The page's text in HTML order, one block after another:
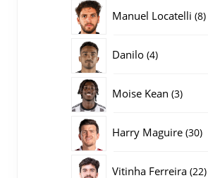
Manuel Locatelli 88
Danilo 44
Moise Kean 33
Harry Maguire 3030
Vitinha Ferreira 2222